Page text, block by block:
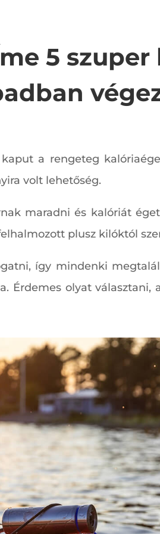
5
a rengeteg
volt lehetőség.
maradni és kalóriát
plusz kilóktól
így mindenki
Érdemes olyat választani,